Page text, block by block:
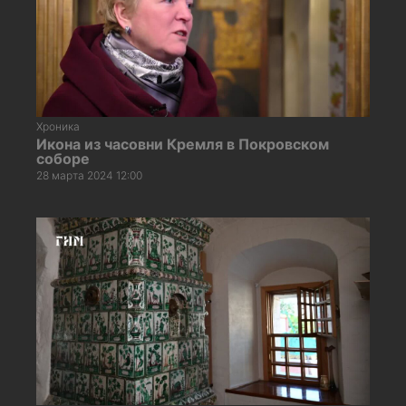
Хроника
Икона из часовни Кремля в Покровском
соборе
28 марта 2024 12:00